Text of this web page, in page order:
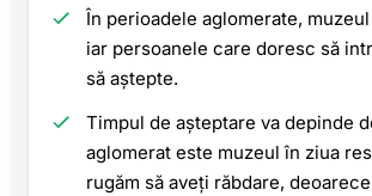
În perioadele aglomerate,
iar persoanele care doresc să
să aștepte.
Timpul de așteptare va depinde
aglomerat este muzeul în ziua
rugăm să aveți răbdare,